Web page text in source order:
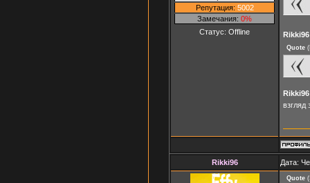
Репутация: 5002
Замечания: 0%
Статус: Offline Rikki96
Quote (
Rikki96
взгляд
Rikki96 Дата:
Quote (